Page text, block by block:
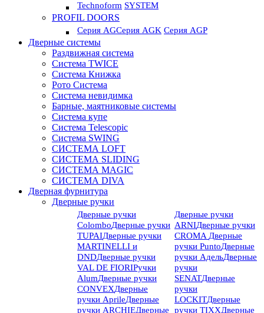
Technoform SYSTEM
PROFIL DOORS
Серия AGСерия AGK Серия AGP
Дверные системы
Раздвижная система
Система TWICE
Система Книжка
Рото Система
Система невидимка
Барные, маятниковые системы
Система купе
Система Telescopic
Система SWING
СИСТЕМА LOFT
СИСТЕМА SLIDING
СИСТЕМА MAGIC
СИСТЕМА DIVA
Дверная фурнитура
Дверные ручки
Дверные ручки
ColomboДверные ручки
TUPAIДверные ручки
MARTINELLI и
DNDДверные ручки
VAL DE FIORIРучки
AlumДверные ручки
CONVEXДверные
ручки AprileДверные
ручки ARCHIEДверные
Дверные ручки
ARNIДверные ручки
CROMA Дверные
ручки PuntoДверные
ручки АдельДверные
ручки
SENATДверные
ручки
LOCKITДверные
ручки TIXXДверные